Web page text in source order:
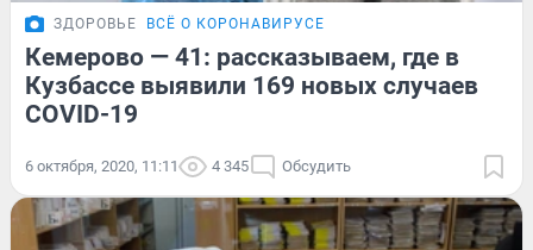
ЗДОРОВЬЕ ВСЁ О КОРОНАВИРУСЕ
Кемерово — 41: рассказываем, где в
Кузбассе выявили 169 новых случаев
COVID-19
6 октября, 2020, 11:11 4 345 Обсудить